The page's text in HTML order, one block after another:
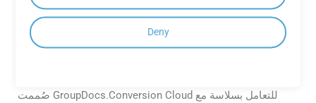
كيف يتعامل GroupDocs.Conversion
Cloud مع الملفات كبيرة الحجم PST في
صُممت GroupDocs.Conversion Cloud للتعامل بسلاسة مع
Deny